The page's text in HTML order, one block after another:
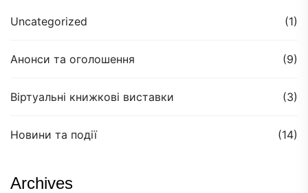
Uncategorized (1)
Анонси та оголошення (9)
Віртуальні книжкові виставки (3)
Новини та події (14)
Archives